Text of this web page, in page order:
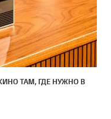
ТАМ, ГДЕ НУЖНО В